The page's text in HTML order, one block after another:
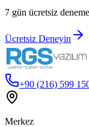
7 gün ücretsiz
Ücretsiz Deneyin
+90 (216) 599
Merkez